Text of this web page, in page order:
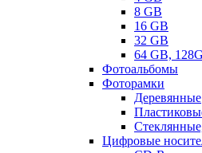
8 GB
16 GB
32 GB
64 GB,
Фотоальбомы
Фоторамки
Деревянные
Цифровые